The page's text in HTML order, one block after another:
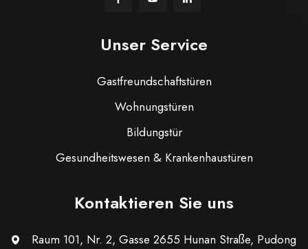
Unser Service
Gastfreundschaftstüren
Wohnungstüren
Bildungstür
Gesundheitswesen & Krankenhaustüren
Kontaktieren Sie uns
Raum 101, Nr. 2, Gasse 2655 Hunan Straße, Pudong